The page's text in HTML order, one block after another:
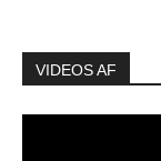
VIDEOS AF